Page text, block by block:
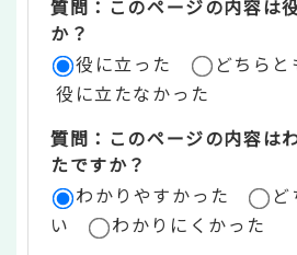
評
価
リ
ア
質問：このページの内容は
か？
役に立った
どちら
役に立たなかった
質問：このページの内容は
たですか？
わかりやすかった
い
わかりにくかった